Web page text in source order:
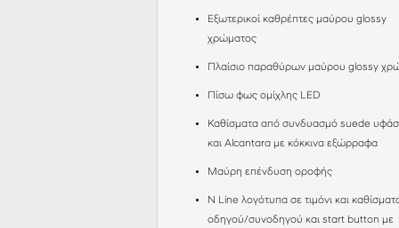
Εξωτερικοί καθρέπτες μαύρου glossy
χρώματος
Πλαίσιο παραθύρων μαύρου glossy
Πίσω φως ομίχλης LED
Καθίσματα από συνδυασμό suede
και Alcantara με κόκκινα εξώρραφα
Μαύρη επένδυση οροφής
N Line λογότυπα σε τιμόνι και
οδηγού/συνοδηγού και start button με